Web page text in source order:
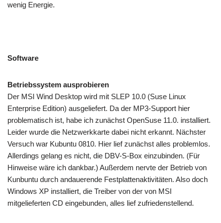
wenig Energie.
Software
Betriebssystem ausprobieren
Der MSI Wind Desktop wird mit SLEP 10.0 (Suse Linux
Enterprise Edition) ausgeliefert. Da der MP3-Support hier
problematisch ist, habe ich zunächst OpenSuse 11.0. installiert.
Leider wurde die Netzwerkkarte dabei nicht erkannt. Nächster
Versuch war Kubuntu 0810. Hier lief zunächst alles problemlos.
Allerdings gelang es nicht, die DBV-S-Box einzubinden. (Für
Hinweise wäre ich dankbar.) Außerdem nervte der Betrieb von
Kunbuntu durch andauerende Festplattenaktivitäten. Also doch
Windows XP installiert, die Treiber von der von MSI
mitgelieferten CD eingebunden, alles lief zufriedenstellend.